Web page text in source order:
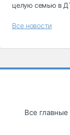
целую семью в
Все новости
Все